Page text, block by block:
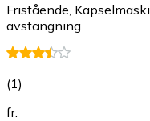
Fristående,
avstängning
(1)
fr.